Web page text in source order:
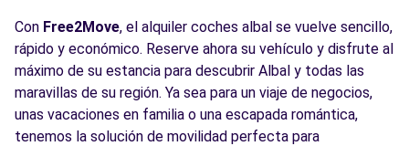
Con Free2Move, el alquiler coches albal se vuelve sencillo,
rápido y económico. Reserve ahora su vehículo y disfrute al
máximo de su estancia para descubrir Albal y todas las
maravillas de su región. Ya sea para un viaje de negocios,
unas vacaciones en familia o una escapada romántica,
tenemos la solución de movilidad perfecta para